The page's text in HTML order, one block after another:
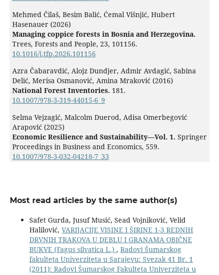
Mehmed Čilaš, Besim Balić, Ćemal Višnjić, Hubert
Hasenauer (2026)
Managing coppice forests in Bosnia and Herzegovina.
Trees, Forests and People, 23, 101156.
10.1016/j.tfp.2026.101156
Azra Čabaravdić, Alojz Dundjer, Admir Avdagić, Sabina
Delić, Merisa Osmanović, Amina Mraković (2016)
National Forest Inventories. 181.
10.1007/978-3-319-44015-6_9
Selma Vejzagić, Malcolm Duerod, Adisa Omerbegović
Arapović (2025)
Economic Resilience and Sustainability—Vol. 1. Springer
Proceedings in Business and Economics, 559.
10.1007/978-3-032-04218-7_33
Most read articles by the same author(s)
Safet Gurda, Jusuf Musić, Sead Vojniković, Velid
Halilović, VARIJACIJE VISINE I ŠIRINE 1-3 REDNIH
DRVNIH TRAKOVA U DEBLU I GRANAMA OBIČNE
BUKVE (Fagus silvatica L.) , Radovi Šumarskog
fakulteta Univerziteta u Sarajevu: Svezak 41 Br. 1
(2011): Radovi Šumarskog Fakulteta Univerziteta u